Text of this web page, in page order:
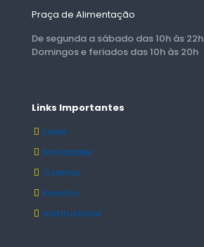
Praça de Alimentação
De segunda a sábado das 10h às 22h
Domingos e feriados das 10h às 20h
Links Importantes
Lojas
Novidades
Cinema
Eventos
Institucional